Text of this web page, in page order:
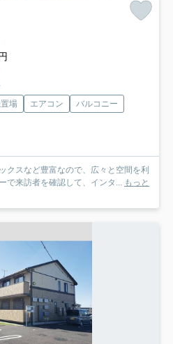
場 エアコン
バルコニー
クスなど豊富なので、広々と空間を利
で来訪者を確認して、インタ...
もっと